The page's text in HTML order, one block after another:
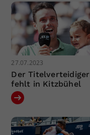
27.07.2023
Der Titelverteidiger
fehlt in Kitzbühel